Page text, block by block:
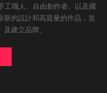
工職人、自由創作者、以及國
新的設計和高質量的作品，並
建立品牌。